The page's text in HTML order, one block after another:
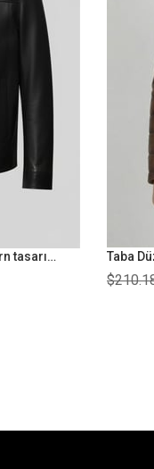
Erkek deri mont spor şık modern tasarım Taba
$210.18